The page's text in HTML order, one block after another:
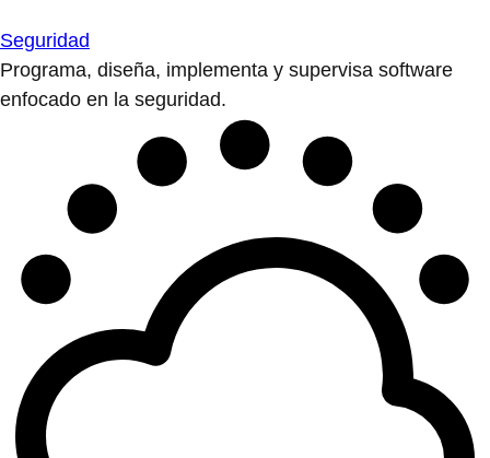
Seguridad
Programa, diseña, implementa y supervisa software
enfocado en la seguridad.